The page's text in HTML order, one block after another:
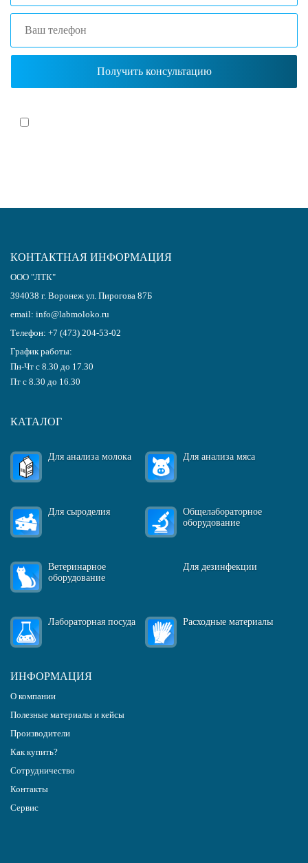
КОНТАКТНАЯ ИНФОРМАЦИЯ
ООО "ЛТК"
394038 г. Воронеж ул. Пирогова 87Б
email: info@labmoloko.ru
Телефон: +7 (473) 204-53-02
График работы:
Пн-Чт с 8.30 до 17.30
Пт с 8.30 до 16.30
КАТАЛОГ
Для анализа молока Для анализа мяса
Для сыроделия
Общелабораторное
оборудование
Ветеринарное
оборудование
Для дезинфекции
Лабораторная посуда Расходные материалы
ИНФОРМАЦИЯ
О компании
Полезные материалы и кейсы
Производители
Как купить?
Сотрудничество
Контакты
Сервис